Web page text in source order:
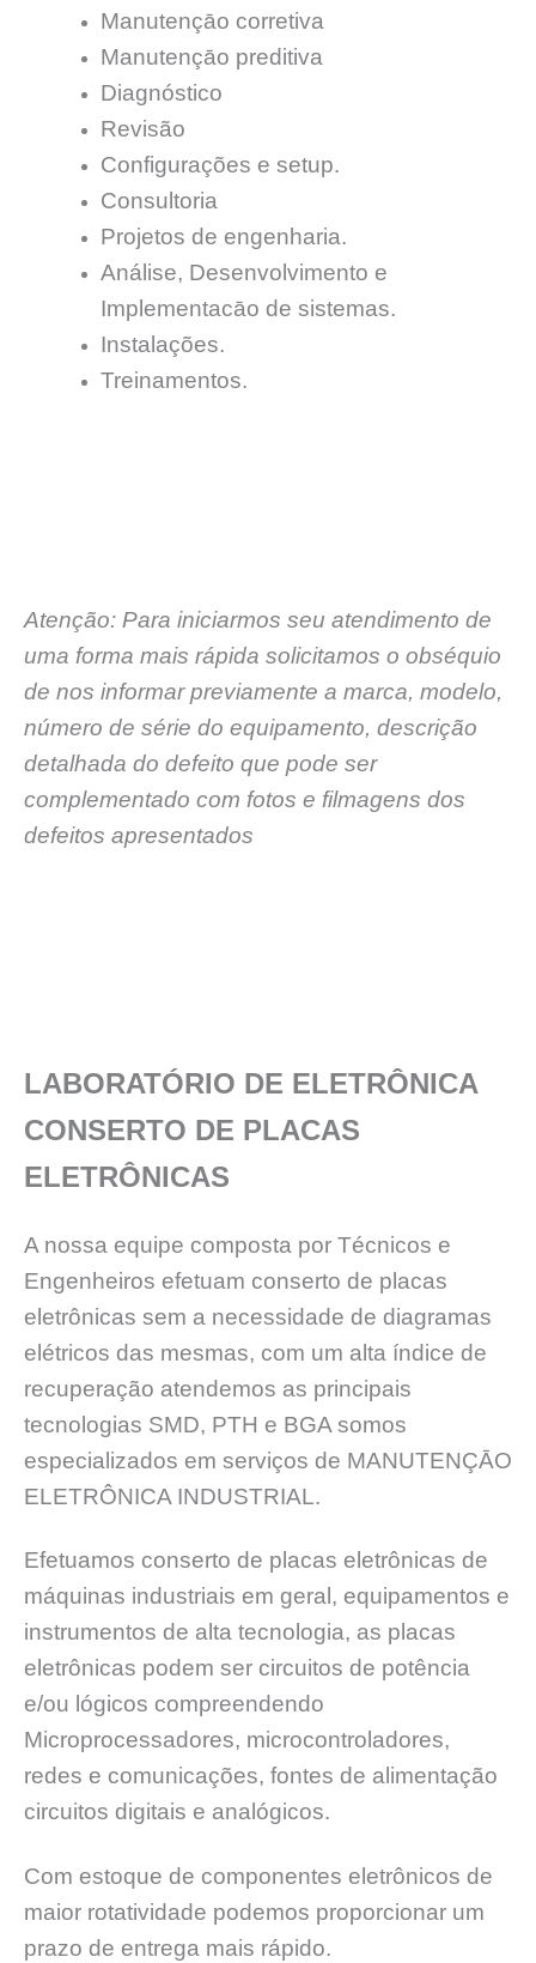
Manutençāo corretiva
Manutençāo preditiva
Diagnóstico
Revisão
Configurações e setup.
Consultoria
Projetos de engenharia.
Análise, Desenvolvimento e
Implementacāo de sistemas.
Instalações.
Treinamentos.
Atenção: Para iniciarmos seu atendimento de
uma forma mais rápida solicitamos o obséquio
de nos informar previamente a marca, modelo,
número de série do equipamento, descrição
detalhada do defeito que pode ser
complementado com fotos e filmagens dos
defeitos apresentados
LABORATÓRIO DE ELETRÔNICA
CONSERTO DE PLACAS
ELETRÔNICAS
A nossa equipe composta por Técnicos e
Engenheiros efetuam conserto de placas
eletrônicas sem a necessidade de diagramas
elétricos das mesmas, com um alta índice de
recuperação atendemos as principais
tecnologias SMD, PTH e BGA somos
especializados em serviços de MANUTENÇĀO
ELETRÔNICA INDUSTRIAL.
Efetuamos conserto de placas eletrônicas de
máquinas industriais em geral, equipamentos e
instrumentos de alta tecnologia, as placas
eletrônicas podem ser circuitos de potência
e/ou lógicos compreendendo
Microprocessadores, microcontroladores,
redes e comunicações, fontes de alimentação
circuitos digitais e analógicos.
Com estoque de componentes eletrônicos de
maior rotatividade podemos proporcionar um
prazo de entrega mais rápido.